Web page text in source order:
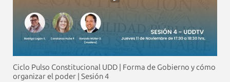
Ciclo Pulso Constitucional UDD | Forma de Gobierno y cómo
organizar el poder | Sesión 4